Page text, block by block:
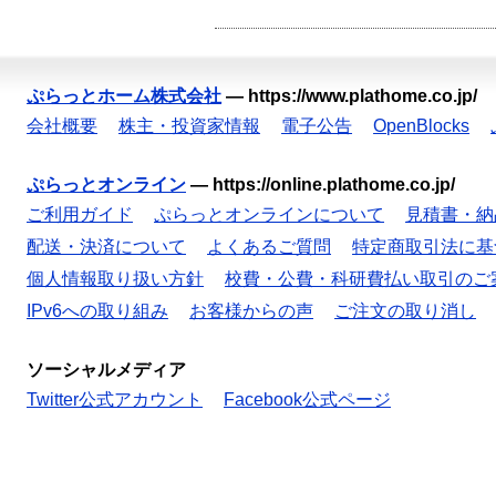
ぷらっとホーム株式会社 — https://www.plathome.co.jp/
会社概要
株主・投資家情報 電子公告 OpenBlocks
ぷらっとオンライン — https://online.plathome.co.jp/
ご利用ガイド
ぷらっとオンラインについて
見積書・
配送・決済について
よくあるご質問
特定商取引法に
個人情報取り扱い方針
校費・公費・科研費払い取引のご
IPv6への取り組み
お客様からの声 ご注文の取り消し
ソーシャルメディア
Twitter公式アカウント
Facebook公式ページ